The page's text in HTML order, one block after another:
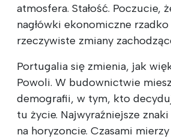
atmosfera. Stałość. Poczucie,
nagłówki ekonomiczne
rzeczywiste zmiany
Portugalia się zmienia, jak
Powoli. W budownictwie
demografii, w tym, kto
tu życie. Najwyraźniejsze
na horyzoncie. Czasami